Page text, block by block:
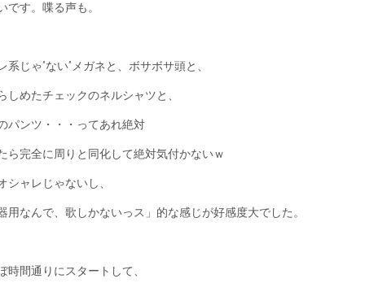
です。喋る声も。
系じゃ”ない”メガネと、ボサボサ頭と、
しめたチェックのネルシャツと、
パンツ・・・ってあれ絶対
ら完全に周りと同化して絶対気付かないｗ
シャレじゃないし、
用なんで、歌しかないっス」的な感じが好感度大でした。
時間通りにスタートして、